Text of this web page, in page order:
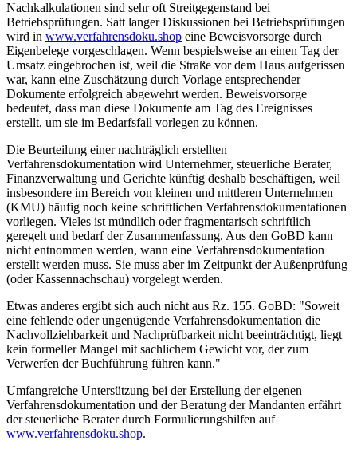
Nachkalkulationen sind sehr oft Streitgegenstand bei
Betriebsprüfungen. Satt langer Diskussionen bei Betriebsprüfungen
wird in www.verfahrensdoku.shop eine Beweisvorsorge durch
Eigenbelege vorgeschlagen. Wenn bespielsweise an einen Tag der
Umsatz eingebrochen ist, weil die Straße vor dem Haus aufgerissen
war, kann eine Zuschätzung durch Vorlage entsprechender
Dokumente erfolgreich abgewehrt werden. Beweisvorsorge
bedeutet, dass man diese Dokumente am Tag des Ereignisses
erstellt, um sie im Bedarfsfall vorlegen zu können.
Die Beurteilung einer nachträglich erstellten
Verfahrensdokumentation wird Unternehmer, steuerliche Berater,
Finanzverwaltung und Gerichte künftig deshalb beschäftigen, weil
insbesondere im Bereich von kleinen und mittleren Unternehmen
(KMU) häufig noch keine schriftlichen Verfahrensdokumentationen
vorliegen. Vieles ist mündlich oder fragmentarisch schriftlich
geregelt und bedarf der Zusammenfassung. Aus den GoBD kann
nicht entnommen werden, wann eine Verfahrensdokumentation
erstellt werden muss. Sie muss aber im Zeitpunkt der Außenprüfung
(oder Kassennachschau) vorgelegt werden.
Etwas anderes ergibt sich auch nicht aus Rz. 155. GoBD: "Soweit
eine fehlende oder ungenügende Verfahrensdokumentation die
Nachvollziehbarkeit und Nachprüfbarkeit nicht beeinträchtigt, liegt
kein formeller Mangel mit sachlichem Gewicht vor, der zum
Verwerfen der Buchführung führen kann."
Umfangreiche Untersützung bei der Erstellung der eigenen
Verfahrensdokumentation und der Beratung der Mandanten erfährt
der steuerliche Berater durch Formulierungshilfen auf
www.verfahrensdoku.shop.